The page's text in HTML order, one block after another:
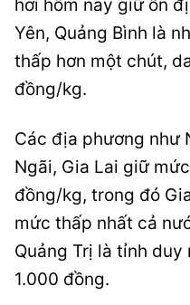
hơi hôm nay giữ ổn
Yên, Quảng Bình là
thấp hơn một chút,
đồng/kg.
Các địa phương như
Ngãi, Gia Lai giữ
đồng/kg, trong đó
mức thấp nhất cả
Quảng Trị là tỉnh
1.000 đồng.